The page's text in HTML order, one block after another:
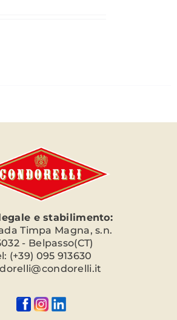
e stabilimento:
Timpa Magna, s.n.
- Belpasso(CT)
(+39) 095 913630